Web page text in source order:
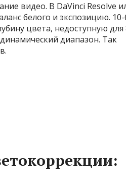
видео. В DaVinci Resolve
белого и экспозицию.
цвета, недоступную для
диапазон. Так